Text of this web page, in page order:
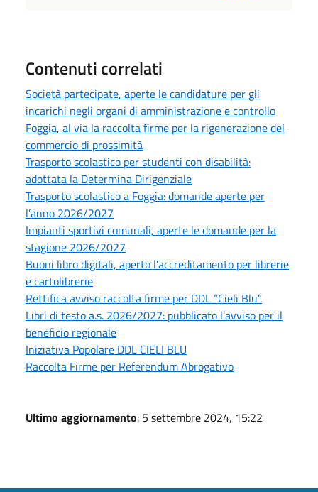
Contenuti correlati
Società partecipate, aperte le candidature per gli
incarichi negli organi di amministrazione e controllo
Foggia, al via la raccolta firme per la rigenerazione del
commercio di prossimità
Trasporto scolastico per studenti con disabilità:
adottata la Determina Dirigenziale
Trasporto scolastico a Foggia: domande aperte per
l’anno 2026/2027
Impianti sportivi comunali, aperte le domande per la
stagione 2026/2027
Buoni libro digitali, aperto l’accreditamento per librerie
e cartolibrerie
Rettifica avviso raccolta firme per DDL “Cieli Blu”
Libri di testo a.s. 2026/2027: pubblicato l’avviso per il
beneficio regionale
Iniziativa Popolare DDL CIELI BLU
Raccolta Firme per Referendum Abrogativo
Ultimo aggiornamento: 5 settembre 2024, 15:22